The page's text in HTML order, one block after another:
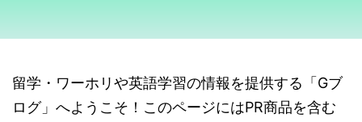
留学・ワーホリや英語学習の情報を提供する「Gブ
ログ」へようこそ！このページにはPR商品を含む